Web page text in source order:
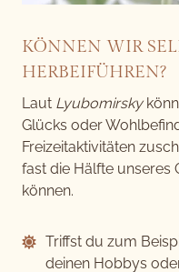
KÖNNEN WIR
HERBEIFÜHREN?
Laut Lyubomirsky
Glücks oder
Freizeitaktivitäten
fast die Hälfte unseres
können.
Triffst du zum
deinen Hobbys